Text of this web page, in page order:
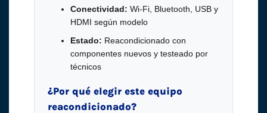
Conectividad: Wi-Fi, Bluetooth, USB y
HDMI según modelo
Estado: Reacondicionado con
componentes nuevos y testeado por
técnicos
¿Por qué elegir este equipo
reacondicionado?